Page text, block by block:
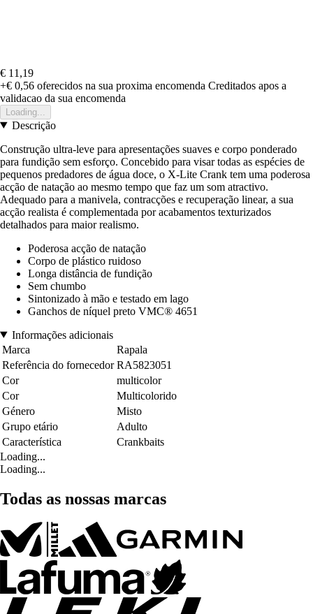
€ 11,19
+€ 0,56 oferecidos na sua proxima encomenda Creditados apos a
validacao da sua encomenda
Loading...
Descrição
Construção ultra-leve para apresentações suaves e corpo ponderado
para fundição sem esforço. Concebido para visar todas as espécies de
pequenos predadores de água doce, o X-Lite Crank tem uma poderosa
acção de natação ao mesmo tempo que faz um som atractivo.
Adequado para a manivela, contracções e recuperação linear, a sua
acção realista é complementada por acabamentos texturizados
detalhados para maior realismo.
Poderosa acção de natação
Corpo de plástico ruidoso
Longa distância de fundição
Sem chumbo
Sintonizado à mão e testado em lago
Ganchos de níquel preto VMC® 4651
Informações adicionais
Marca
Rapala
Referência do fornecedor RA5823051
Cor
multicolor
Cor
Multicolorido
Género
Misto
Grupo etário
Adulto
Característica
Crankbaits
Loading...
Loading...
Todas as nossas marcas